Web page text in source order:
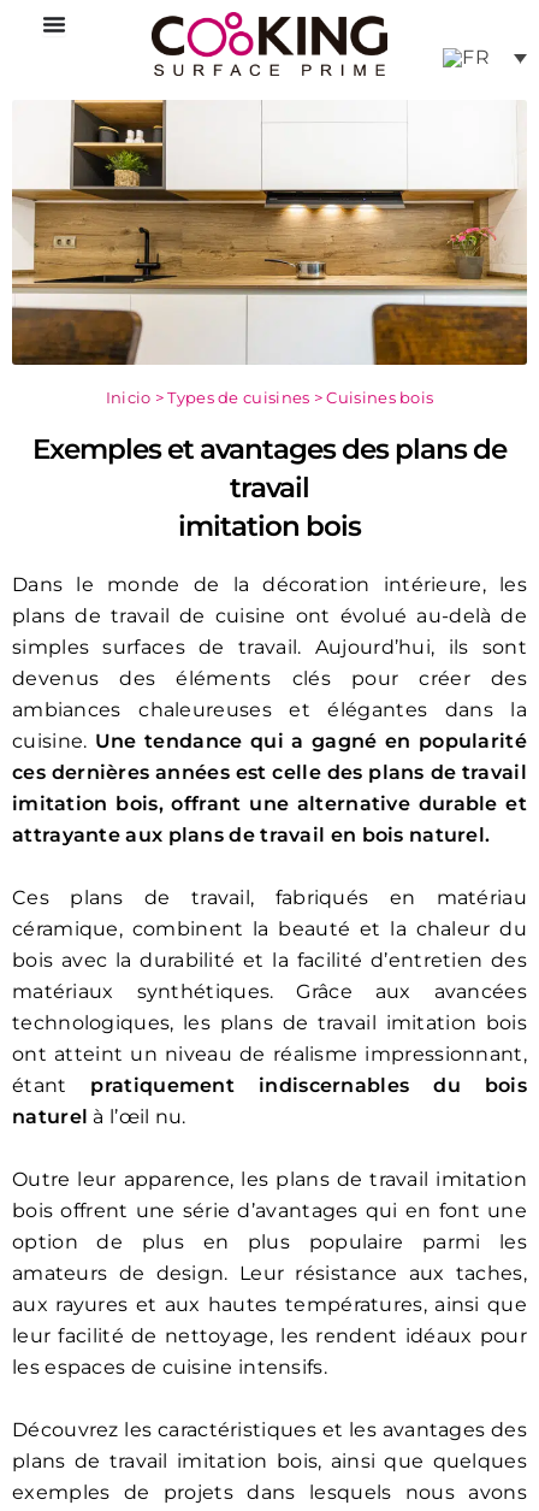
Aller
Inicio >Types de cuisines >Cuisines bois
Exemples et avantages des plans de
travail
imitation bois
Dans le monde de la décoration intérieure, les
plans de travail de cuisine ont évolué au-delà de
simples surfaces de travail. Aujourd’hui, ils sont
devenus des éléments clés pour créer des
ambiances chaleureuses et élégantes dans la
cuisine. Une tendance qui a gagné en popularité
ces dernières années est celle des plans de travail
imitation bois, offrant une alternative durable et
attrayante aux plans de travail en bois naturel.
Ces plans de travail, fabriqués en matériau
céramique, combinent la beauté et la chaleur du
bois avec la durabilité et la facilité d’entretien des
matériaux synthétiques. Grâce aux avancées
technologiques, les plans de travail imitation bois
ont atteint un niveau de réalisme impressionnant,
étant pratiquement indiscernables du bois
naturel à l’œil nu.
Outre leur apparence, les plans de travail imitation
bois offrent une série d’avantages qui en font une
option de plus en plus populaire parmi les
amateurs de design. Leur résistance aux taches,
aux rayures et aux hautes températures, ainsi que
leur facilité de nettoyage, les rendent idéaux pour
les espaces de cuisine intensifs.
Découvrez les caractéristiques et les avantages des
plans de travail imitation bois, ainsi que quelques
exemples de projets dans lesquels nous avons